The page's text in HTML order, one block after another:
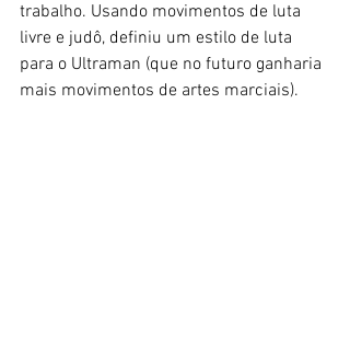
trabalho. Usando movimentos de luta
livre e judô, definiu um estilo de luta
para o Ultraman (que no futuro ganharia
mais movimentos de artes marciais).